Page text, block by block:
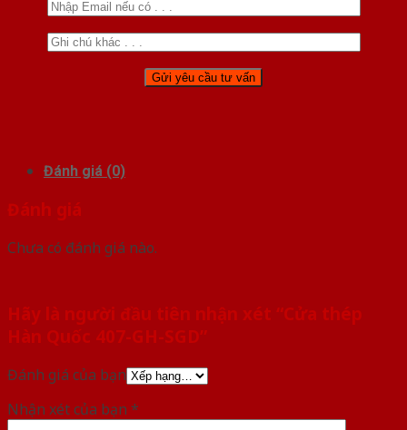
Đánh giá (0)
Đánh giá
Chưa có đánh giá nào.
Hãy là người đầu tiên nhận xét “Cửa thép
Hàn Quốc 407-GH-SGD”
Đánh giá của bạn
Nhận xét của bạn *